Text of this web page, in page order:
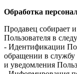
Обработка
Продавец собирает
Пользователя в
- Идентификации
обращении в службу
и уведомления